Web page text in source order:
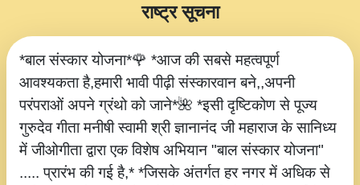
*बाल संस्कार योजना*🌹 *आज की सबसे महत्वपूर्ण
आवश्यकता है,हमारी भावी पीढ़ी संस्कारवान बने,,अपनी
परंपराओं अपने ग्रंथो को जाने*🌺 *इसी दृष्टिकोण से पूज्य
गुरुदेव गीता मनीषी स्वामी श्री ज्ञानानंद जी महाराज के सानिध्य
में जीओगीता द्वारा एक विशेष अभियान "बाल संस्कार योजना"
..... प्रारंभ की गई है,* *जिसके अंतर्गत हर नगर में अधिक से
राष्ट्र सूचना